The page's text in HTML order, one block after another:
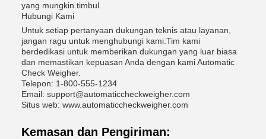
yang mungkin timbul.
Hubungi Kami
Untuk setiap pertanyaan dukungan teknis atau layanan,
jangan ragu untuk menghubungi kami.Tim kami
berdedikasi untuk memberikan dukungan yang luar biasa
dan memastikan kepuasan Anda dengan kami Automatic
Check Weigher.
Telepon: 1-800-555-1234
Email: support@automaticcheckweigher.com
Situs web: www.automaticcheckweigher.com
Kemasan dan Pengiriman: